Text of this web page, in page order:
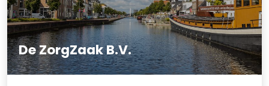
De ZorgZaak B.V.